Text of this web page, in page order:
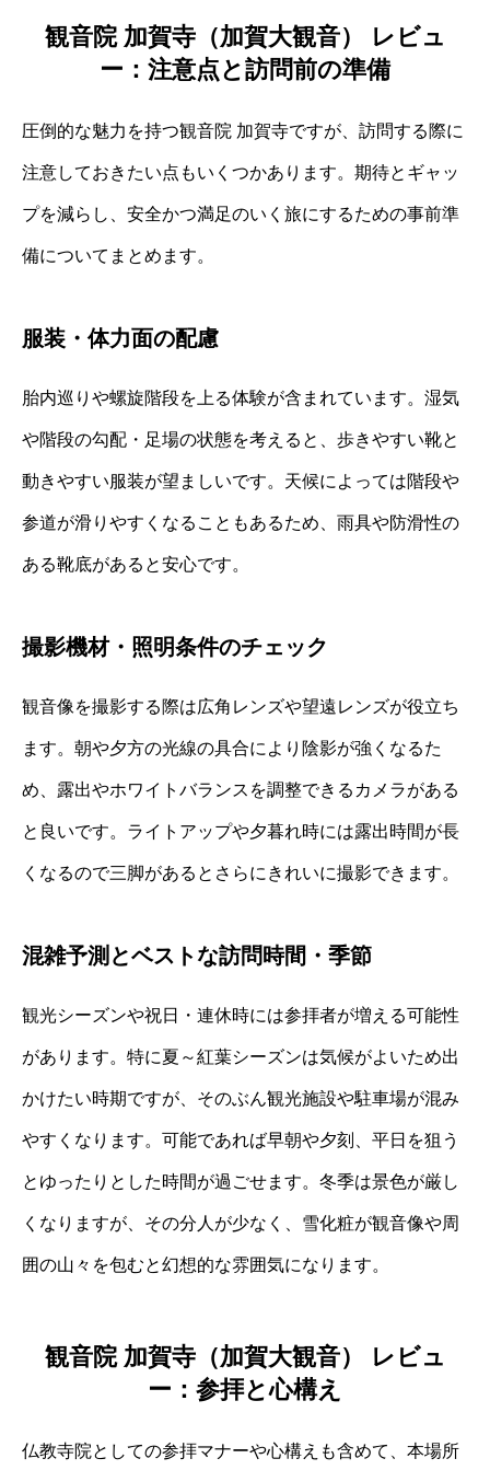
観音院 加賀寺（加賀大観音） レビュ
ー：注意点と訪問前の準備
圧倒的な魅力を持つ観音院 加賀寺ですが、訪問する際に
注意しておきたい点もいくつかあります。期待とギャッ
プを減らし、安全かつ満足のいく旅にするための事前準
備についてまとめます。
服装・体力面の配慮
胎内巡りや螺旋階段を上る体験が含まれています。湿気
や階段の勾配・足場の状態を考えると、歩きやすい靴と
動きやすい服装が望ましいです。天候によっては階段や
参道が滑りやすくなることもあるため、雨具や防滑性の
ある靴底があると安心です。
撮影機材・照明条件のチェック
観音像を撮影する際は広角レンズや望遠レンズが役立ち
ます。朝や夕方の光線の具合により陰影が強くなるた
め、露出やホワイトバランスを調整できるカメラがある
と良いです。ライトアップや夕暮れ時には露出時間が長
くなるので三脚があるとさらにきれいに撮影できます。
混雑予測とベストな訪問時間・季節
観光シーズンや祝日・連休時には参拝者が増える可能性
があります。特に夏～紅葉シーズンは気候がよいため出
かけたい時期ですが、そのぶん観光施設や駐車場が混み
やすくなります。可能であれば早朝や夕刻、平日を狙う
とゆったりとした時間が過ごせます。冬季は景色が厳し
くなりますが、その分人が少なく、雪化粧が観音像や周
囲の山々を包むと幻想的な雰囲気になります。
観音院 加賀寺（加賀大観音） レビュ
ー：参拝と心構え
仏教寺院としての参拝マナーや心構えも含めて、本場所